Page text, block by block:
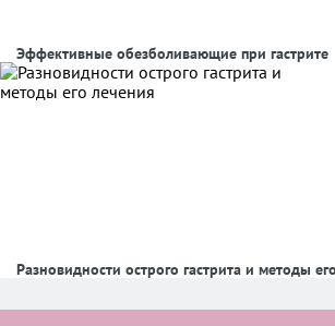
Эффективные обезболивающие при гастрите
Разновидности острого гастрита и методы